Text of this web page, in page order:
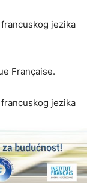
jezika
Française.
jezika